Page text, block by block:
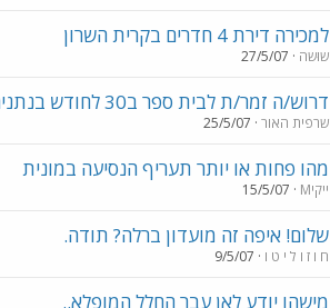
למכירה דירת 4 חדרים בקרית השרון
שוּשה 27/5/07
דרוש/ה זמר/ת לבית ספר ב30 לחודש בנתניה
שרפית האור 25/5/07
מהו פחות או יותר תעריף הנסיעה במונית
Mייקי 15/5/07
שלום! איפה זה מועדון ברלה? תודה.
ח ו ז ו ל י ט ו 9/5/07
מישהו יודע לאן עבר החלל המופלא..